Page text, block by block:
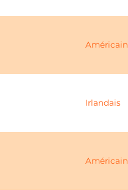
Américain
Irlandais
Américain